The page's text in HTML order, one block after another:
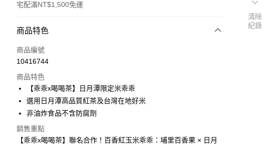
宅配滿NT$1,500免運
付款方式
信用卡一次付款
Apple Pay
Google Pay
商品特色
商品編號
10416744
商品特色
【乖乖x喝喝茶】日月潭限定米乖乖
選用日月潭高品質紅茶及台灣在地好米
非油炸食品不含防腐劑
銷售重點
【乖乖x喝喝茶】聯名合作！百香紅玉米乖乖：埔里百香果 × 日月
清除
紀錄